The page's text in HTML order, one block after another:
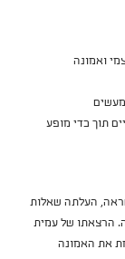
ואמונה
תוך כדי מופע
העלתה שאלות
הרצאתו של עמית
את האמונה